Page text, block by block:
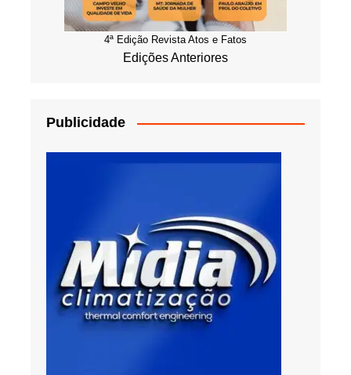
4ª Edição Revista Atos e Fatos
Edições Anteriores
Publicidade